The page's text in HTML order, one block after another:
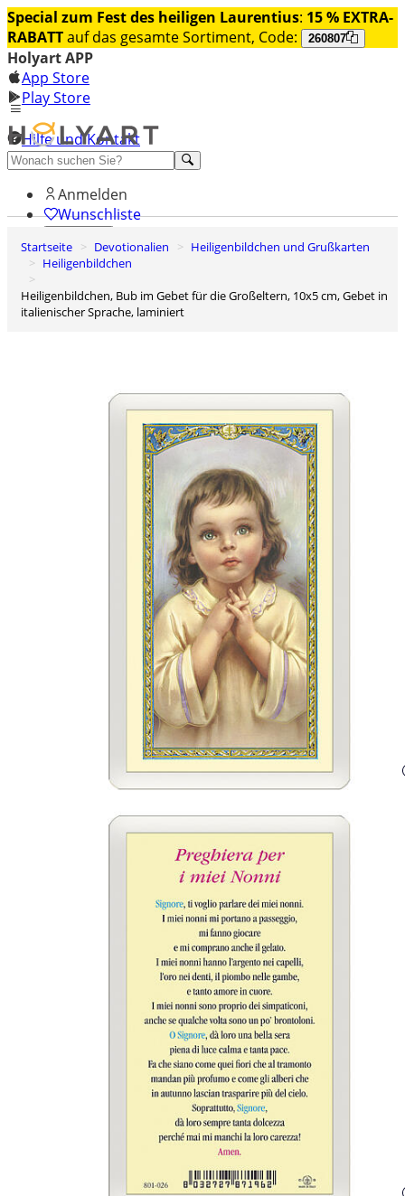
Special zum Fest des heiligen Laurentius: 15 % EXTRA-
RABATTauf das gesamte Sortiment, Code: 260807
Holyart APP
App Store
Play Store
Hilfe und Kontakt
Entdecken Sie Premium
Anmelden
Wunschliste
0
Warenkorb
Startseite Devotionalien
Heiligenbildchen und Grußkarten
Heiligenbildchen
Heiligenbildchen, Bub im Gebet für die Großeltern, 10x5 cm, Gebet in
italienischer Sprache, laminiert